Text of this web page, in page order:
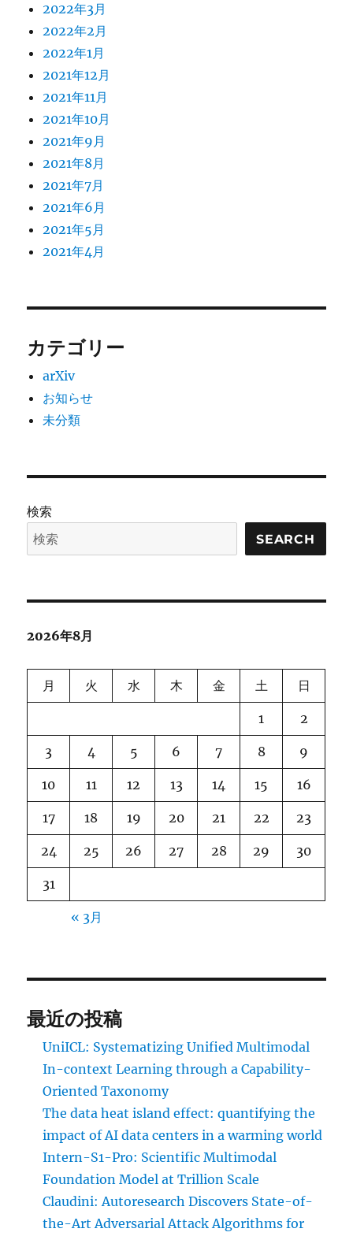
2022年3月
2022年2月
2022年1月
2021年12月
2021年11月
2021年10月
2021年9月
2021年8月
2021年7月
2021年6月
2021年5月
2021年4月
カテゴリー
arXiv
お知らせ
未分類
検索
SEARCH
2026年8月
月 火 水 木 金 土 日
1 2
3 4 5 6 7 8 9
10 11 12 13 14 15 16
17 18 19 20 21 22 23
24 25 26 27 28 29 30
31
« 3月
最近の投稿
UniICL: Systematizing Unified Multimodal
In-context Learning through a Capability-
Oriented Taxonomy
The data heat island effect: quantifying the
impact of AI data centers in a warming world
Intern-S1-Pro: Scientific Multimodal
Foundation Model at Trillion Scale
Claudini: Autoresearch Discovers State-of-
the-Art Adversarial Attack Algorithms for